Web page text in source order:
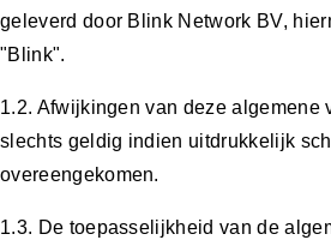
geleverd door Blink Network BV,
"Blink".
1.2. Afwijkingen van deze algemene
slechts geldig indien uitdrukkelijk
overeengekomen.
1.3. De toepasselijkheid van de